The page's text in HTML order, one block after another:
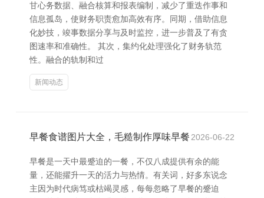
甘心务数据、融合核算和报表编制，减少了重迭作事和
信息孤岛，使财务职责愈加高效有序。同期，借助信息
化妙技，竣事数据分享与及时监控，进一步普及了有贪
图速率和准确性。 其次，集约化处理强化了财务轨范
性。融合的轨制和过
新闻动态
早餐食谱图片大全，毛糙制作厚味早餐 2026-06-22
早餐是一天中最蹙迫的一餐，不仅八成提供有余的能
量，还能擢升一天的活力与热情。有关词，好多东说念
主因为时代病笃或枯竭灵感，每每忽略了早餐的蹙迫